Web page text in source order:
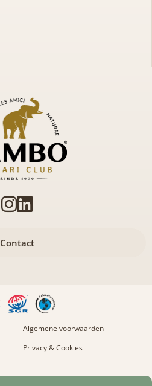
Contact
Algemene voorwaarden
Privacy & Cookies